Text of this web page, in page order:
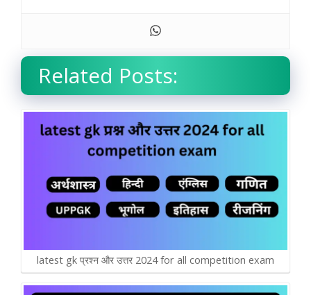
Related Posts:
latest gk प्रश्न और उत्तर 2024 for all competition exam